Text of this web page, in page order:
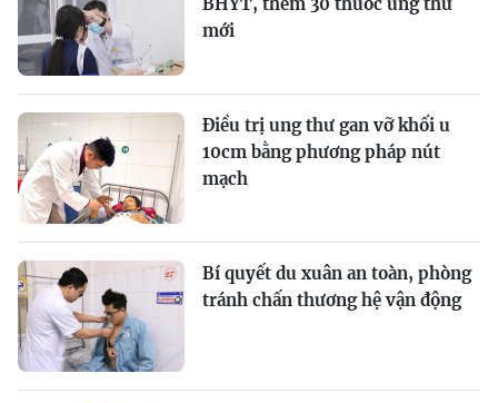
mới
Điều trị ung thư gan vỡ khối u
10cm bằng phương pháp nút
mạch
Bí quyết du xuân an toàn, phòng
tránh chấn thương hệ vận động